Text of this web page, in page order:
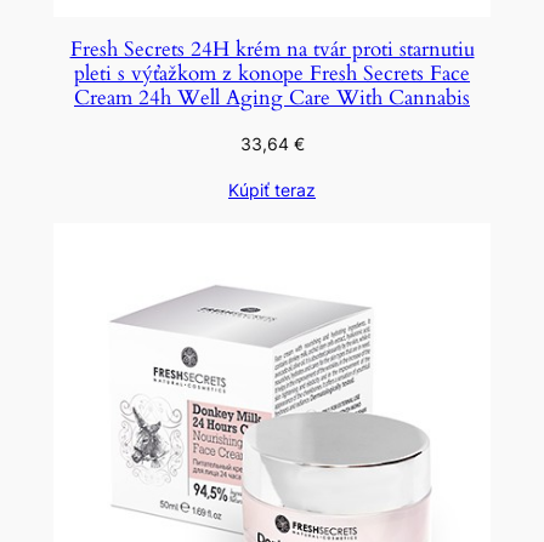
Fresh Secrets 24H krém na tvár proti starnutiu
pleti s výťažkom z konope Fresh Secrets Face
Cream 24h Well Aging Care With Cannabis
33,64 €
Kúpiť teraz